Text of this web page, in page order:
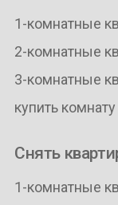
1-комнатные
2-комнатные
3-комнатные
купить комнату
Снять
1-комнатные